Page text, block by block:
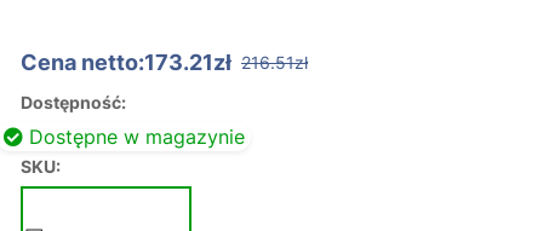
Cena netto:173.21zł 216.51zł
Dostępność:
Dostępne w magazynie
SKU: